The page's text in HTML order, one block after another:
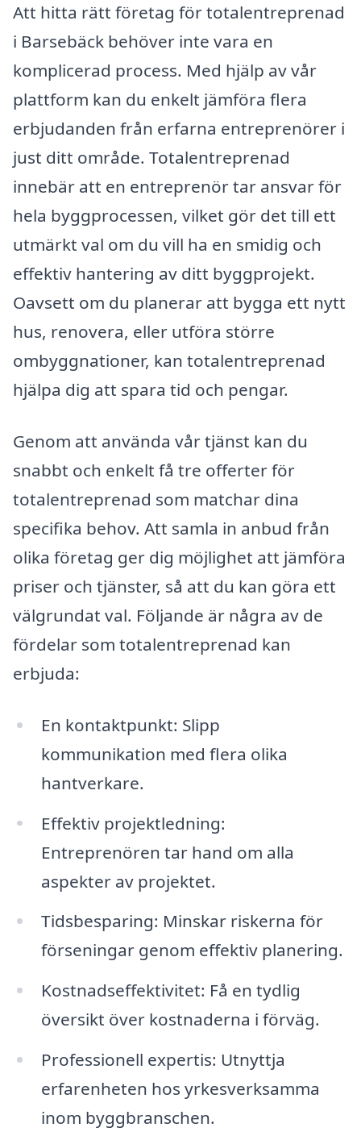
Att hitta rätt företag för totalentreprenad
i Barsebäck behöver inte vara en
komplicerad process. Med hjälp av vår
plattform kan du enkelt jämföra flera
erbjudanden från erfarna entreprenörer i
just ditt område. Totalentreprenad
innebär att en entreprenör tar ansvar för
hela byggprocessen, vilket gör det till ett
utmärkt val om du vill ha en smidig och
effektiv hantering av ditt byggprojekt.
Oavsett om du planerar att bygga ett nytt
hus, renovera, eller utföra större
ombyggnationer, kan totalentreprenad
hjälpa dig att spara tid och pengar.
Genom att använda vår tjänst kan du
snabbt och enkelt få tre offerter för
totalentreprenad som matchar dina
specifika behov. Att samla in anbud från
olika företag ger dig möjlighet att jämföra
priser och tjänster, så att du kan göra ett
välgrundat val. Följande är några av de
fördelar som totalentreprenad kan
erbjuda:
En kontaktpunkt: Slipp
kommunikation med flera olika
hantverkare.
Effektiv projektledning:
Entreprenören tar hand om alla
aspekter av projektet.
Tidsbesparing: Minskar riskerna för
förseningar genom effektiv planering.
Kostnadseffektivitet: Få en tydlig
översikt över kostnaderna i förväg.
Professionell expertis: Utnyttja
erfarenheten hos yrkesverksamma
inom byggbranschen.